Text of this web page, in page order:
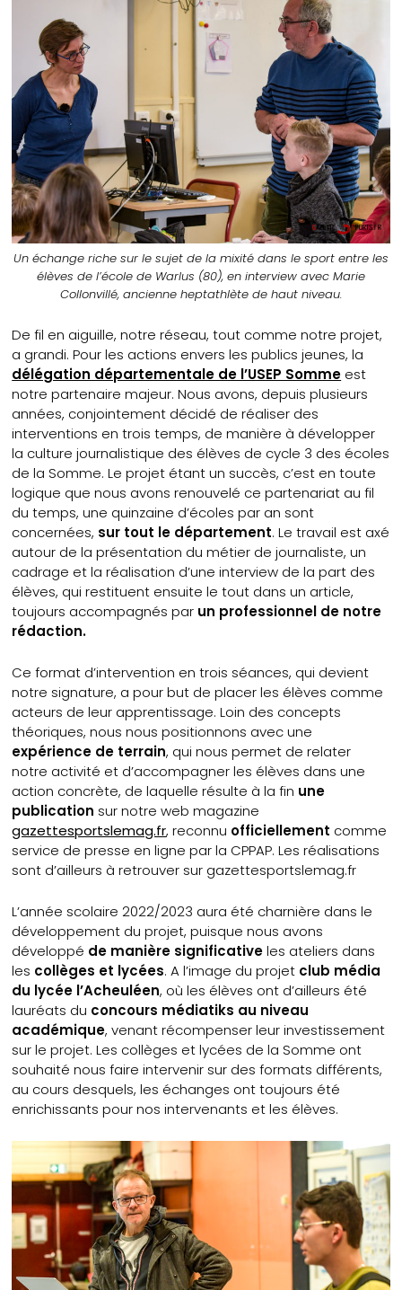
Un échange riche sur le sujet de la mixité dans le sport entre les
élèves de l’école de Warlus (80), en interview avec Marie
Collonvillé, ancienne heptathlète de haut niveau.
De fil en aiguille, notre réseau, tout comme notre projet,
a grandi. Pour les actions envers les publics jeunes, la
délégation départementale de l’USEP Somme est
notre partenaire majeur. Nous avons, depuis plusieurs
années, conjointement décidé de réaliser des
interventions en trois temps, de manière à développer
la culture journalistique des élèves de cycle 3 des écoles
de la Somme. Le projet étant un succès, c’est en toute
logique que nous avons renouvelé ce partenariat au fil
du temps, une quinzaine d’écoles par an sont
concernées, sur tout le département. Le travail est axé
autour de la présentation du métier de journaliste, un
cadrage et la réalisation d’une interview de la part des
élèves, qui restituent ensuite le tout dans un article,
toujours accompagnés par un professionnel de notre
rédaction.
Ce format d’intervention en trois séances, qui devient
notre signature, a pour but de placer les élèves comme
acteurs de leur apprentissage. Loin des concepts
théoriques, nous nous positionnons avec une
expérience de terrain, qui nous permet de relater
notre activité et d’accompagner les élèves dans une
action concrète, de laquelle résulte à la fin une
publication sur notre web magazine
gazettesportslemag.fr, reconnu officiellement comme
service de presse en ligne par la CPPAP. Les réalisations
sont d’ailleurs à retrouver sur gazettesportslemag.fr
L’année scolaire 2022/2023 aura été charnière dans le
développement du projet, puisque nous avons
développé de manière significativeles ateliers dans
les collèges et lycées. A l’image du projet club média
du lycée l’Acheuléen, où les élèves ont d’ailleurs été
lauréats du concours médiatiks au niveau
académique, venant récompenser leur investissement
sur le projet. Les collèges et lycées de la Somme ont
souhaité nous faire intervenir sur des formats différents,
au cours desquels, les échanges ont toujours été
enrichissants pour nos intervenants et les élèves.